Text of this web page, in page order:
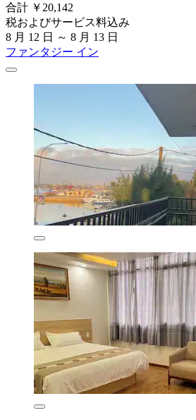
合計 ￥20,142
税およびサービス料込み
8 月 12 日 ～ 8 月 13 日
ファンタジー イン